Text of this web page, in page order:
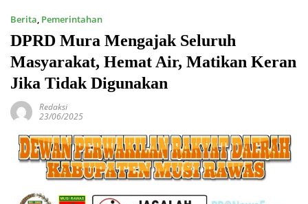
Berita, Pemerintahan
DPRD Mura Mengajak Seluruh
Masyarakat, Hemat Air, Matikan Keran
Jika Tidak Digunakan
Redaksi
23/06/2025